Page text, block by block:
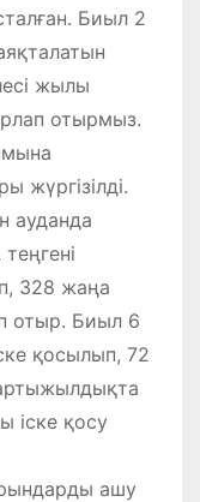
Биыл 2
жылы
отырмыз.
жүргізілді.
ауданда
328 жаңа
отыр. Биыл 6
қосылып, 72
іске қосу
ашу